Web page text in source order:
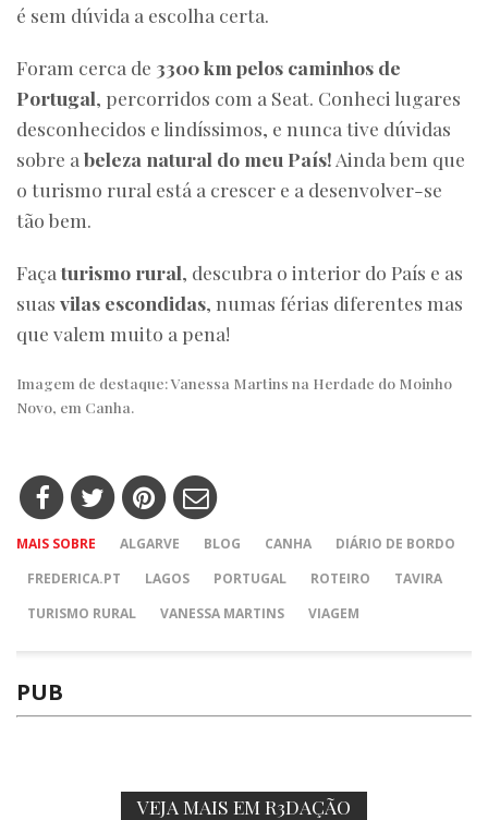
é sem dúvida a escolha certa.
Foram cerca de 3300 km pelos caminhos de
Portugal, percorridos com a Seat. Conheci lugares
desconhecidos e lindíssimos, e nunca tive dúvidas
sobre a beleza natural do meu País! Ainda bem que
o turismo rural está a crescer e a desenvolver-se
tão bem.
Façaturismo rural, descubra o interior do País e as
suas vilas escondidas, numas férias diferentes mas
que valem muito a pena!
Imagem de destaque: Vanessa Martins na Herdade do Moinho
Novo, em Canha.
MAIS SOBRE ALGARVE BLOG CANHA
DIÁRIO DE BORDO
FREDERICA.PT
LAGOS PORTUGAL ROTEIRO
TAVIRA
TURISMO RURAL
VANESSA MARTINS VIAGEM
PUB
VEJA MAIS EM R3DAÇÃO